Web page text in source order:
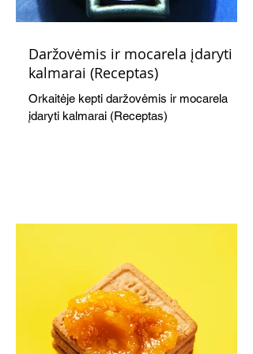
Daržovėmis ir mocarela įdaryti
kalmarai (Receptas)
Orkaitėje kepti daržovėmis ir mocarela
įdaryti kalmarai (Receptas)